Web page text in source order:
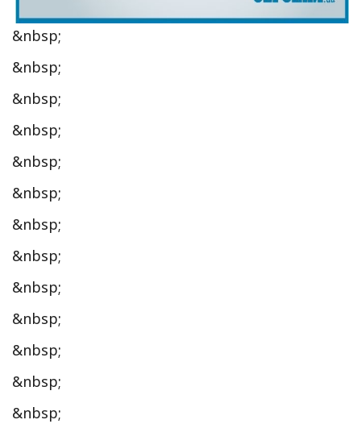
&nbsp;
&nbsp;
&nbsp;
&nbsp;
&nbsp;
&nbsp;
&nbsp;
&nbsp;
&nbsp;
&nbsp;
&nbsp;
&nbsp;
&nbsp;